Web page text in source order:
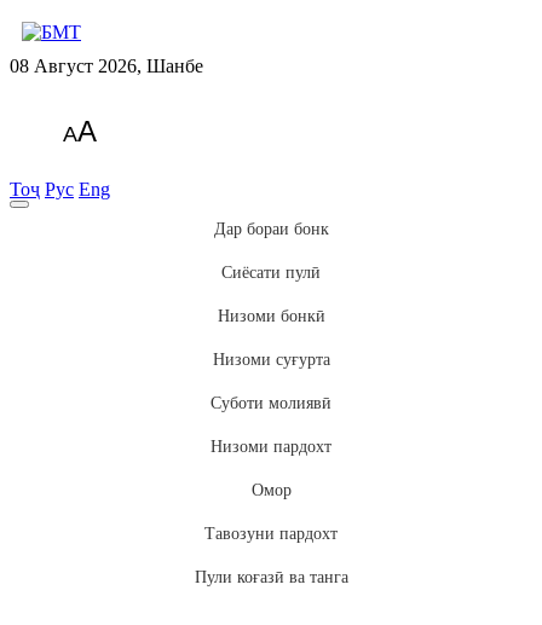
08 Август 2026, Шанбе
AA
Тоҷ Рус Eng
Дар бораи бонк
Сиёсати пулӣ
Низоми бонкӣ
Низоми суғурта
Суботи молиявӣ
Низоми пардохт
Омор
Тавозуни пардохт
Пули коғазӣ ва танга